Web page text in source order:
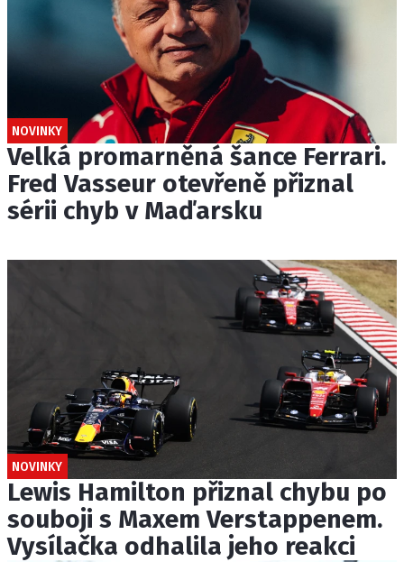
NOVINKY
Velká promarněná šance Ferrari.
Fred Vasseur otevřeně přiznal
sérii chyb v Maďarsku
NOVINKY
Lewis Hamilton přiznal chybu po
souboji s Maxem Verstappenem.
Vysílačka odhalila jeho reakci